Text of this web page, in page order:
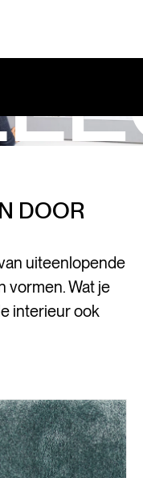
DOOR
uiteenlopende
vormen. Wat je
interieur ook